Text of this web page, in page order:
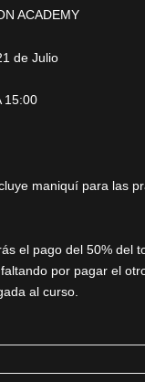
ACADEMY
de Julio
15:00
maniquí para las
el pago del 50% del
por pagar el
al curso.